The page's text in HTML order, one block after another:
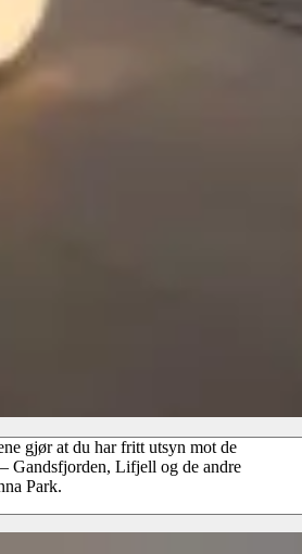
gjør at du har fritt utsyn mot de
Gandsfjorden, Lifjell og de andre
Park.